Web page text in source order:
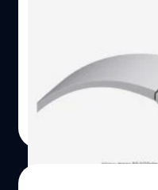
Google Assistant บน
มากขึ้น ทำให้สามารถ
ทันที โดยจะเปิดตัวภา
ภควัต ขจิตวิชยานุกูล |